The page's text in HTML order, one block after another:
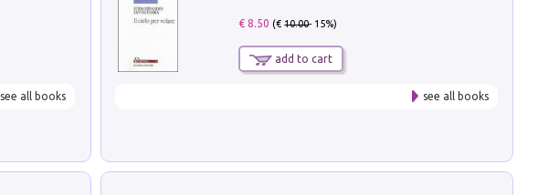
see all books
€ 8.50 (€10.00- 15%)
add to cart
see all books